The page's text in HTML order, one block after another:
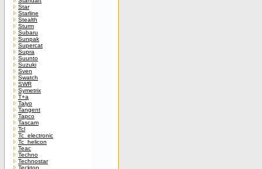
Star
Starline
Stealth
Sturm
Subaru
Sunpak
Supercat
Supra
Suunto
Suzuki
Sven
Swatch
SWR
Symetrix
T+a
Taiyo
Tangent
Tapco
Tascam
Tcl
Tc_electronic
Tc_helicon
Teac
Techno
Technostar
Teckton